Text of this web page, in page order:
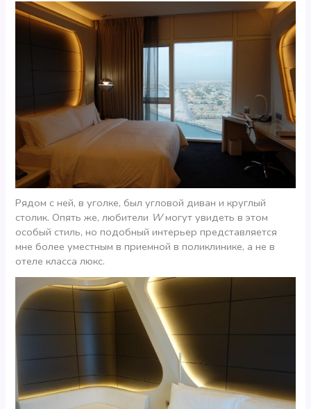
Рядом с ней, в уголке, был угловой диван и круглый
столик. Опять же, любители Wмогут увидеть в этом
особый стиль, но подобный интерьер представляется
мне более уместным в приемной в поликлинике, а не в
отеле класса люкс.